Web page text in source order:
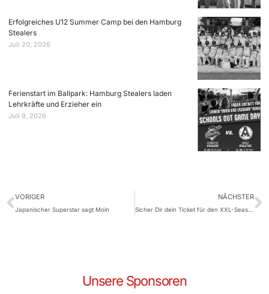
Erfolgreiches U12 Summer Camp bei den Hamburg
Stealers
Juli 20, 2026
Ferienstart im Ballpark: Hamburg Stealers laden
Lehrkräfte und Erzieher ein
Juli 9, 2026
VORIGER
Japanischer Superstar sagt Moin
NÄCHSTER
Sicher Dir dein Ticket für den XXL-Season Opener in Hamburg!
Unsere Sponsoren